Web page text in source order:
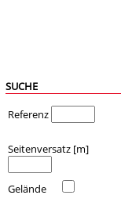
SUCHE
Referenz
Seitenversatz [m]
Gelände